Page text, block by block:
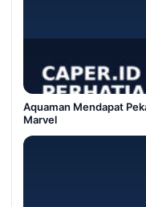
Aquaman Mendapat
Marvel